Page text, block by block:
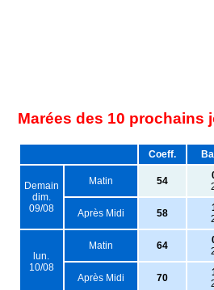
Marées des 10 prochains
Coeff.
Demain
dim.
09/08
Matin 54
Après Midi 58
lun.
10/08
Matin 64
Après Midi 70